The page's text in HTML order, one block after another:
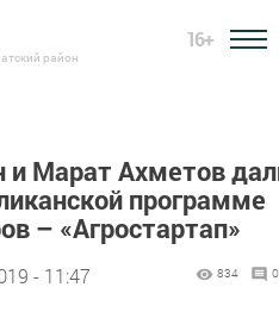
район
16+
Марат Ахметов
программе
– «Агростартап»
- 11:47 834 0